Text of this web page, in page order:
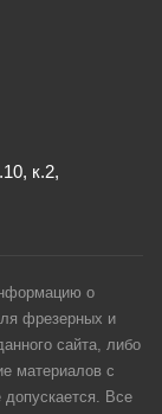
к.2,
о
фрезерных и
сайта, либо
материалов с
допускается. Все